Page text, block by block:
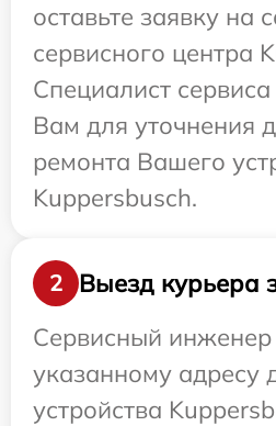
оставьте заявку на
сервисного центра
Специалист
Вам для уточнения
ремонта Вашего
Kuppersbusch.
2
Выезд курьера
Сервисный инженер
указанному адресу
устройства